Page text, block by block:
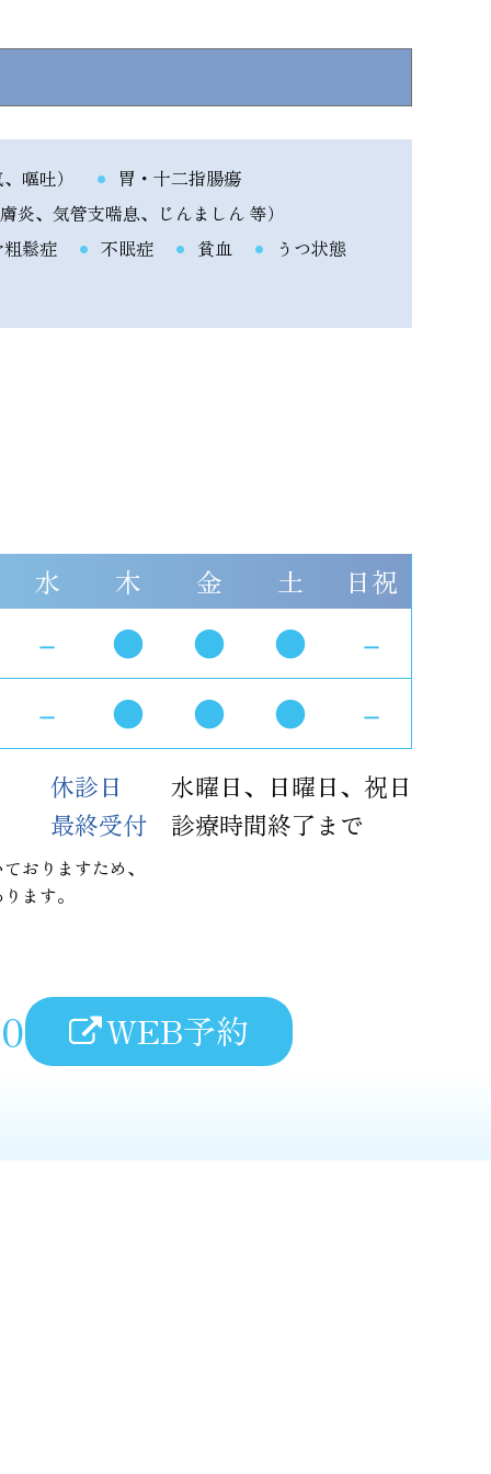
嘔吐）
胃・十二指腸瘍
炎、気管支喘息、じんましん 等）
鬆症 不眠症 貧血
うつ状態
休診日
水曜日、日曜日、祝日
最終受付
診療時間終了まで
おりますため、
ます。
水 木 金 土 日祝
－ ● ● ● －
－ ● ● ● －
WEB予約